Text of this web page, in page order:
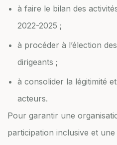
à faire le bilan des
2022-2025 ;
à procéder à l’élection
dirigeants ;
à consolider la légitimité
acteurs.
Pour garantir une
participation inclusive et